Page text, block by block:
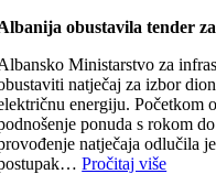
obustavila tender
Ministarstvo za
natječaj za izbor
energiju. Početkom
ponuda s rokom
natječaja odlučila
Pročitaj više